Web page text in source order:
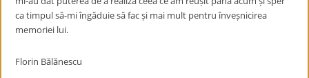
ca timpul să-mi îngăduie să fac și mai mult pentru înveșnicirea
memoriei lui.
Florin Bălănescu